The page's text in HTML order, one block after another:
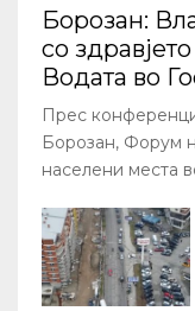
Борозан:
со
Водата во
Прес
Борозан, Форум
населени места